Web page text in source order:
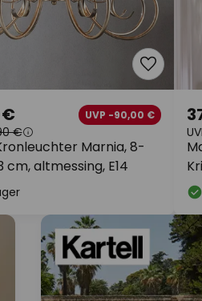
Marnia, 8-
cm, altmessing, E14
€ UVP -90,00 €
€